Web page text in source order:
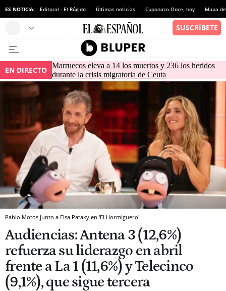
ES NOTICIA: Editoral - El Rúgido Últimas noticias Cuponazo Once, hoy Mapa
EN DIRECTO Marruecos eleva a 14 los muertos y 236 los heridos
durante la crisis migratoria de Ceuta
Pablo Motos junto a Elsa Pataky en 'El Hormiguero'.
Audiencias: Antena 3 (12,6%)
refuerza su liderazgo en abril
frente a La 1 (11,6%) y Telecinco
(9,1%), que sigue tercera